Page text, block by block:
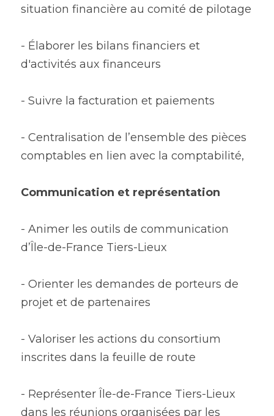
situation financière au comité de pilotage
- Élaborer les bilans financiers et
d'activités aux financeurs
- Suivre la facturation et paiements
- Centralisation de l’ensemble des pièces
comptables en lien avec la comptabilité,
Communication et représentation
- Animer les outils de communication
d’Île-de-France Tiers-Lieux
- Orienter les demandes de porteurs de
projet et de partenaires
- Valoriser les actions du consortium
inscrites dans la feuille de route
- Représenter Île-de-France Tiers-Lieux
dans les réunions organisées par les